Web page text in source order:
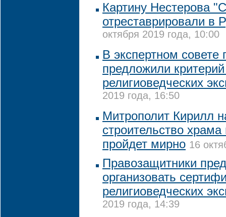
Картину Нестерова
отреставрировали в
октября 2019 года, 10:00
В экспертном
предложили
религиоведческих
2019 года, 16:50
Митрополит Кирилл
строительство храма
пройдет мирно 16
Правозащитники
организовать
религиоведческих
2019 года, 14:39